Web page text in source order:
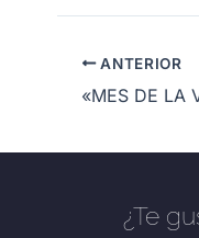
ANTERIOR
«MES DE LA
¿Te